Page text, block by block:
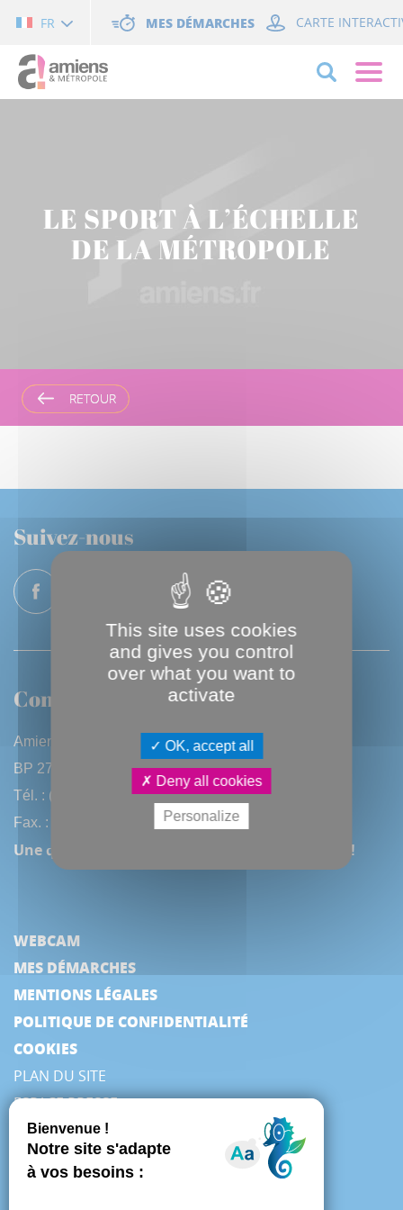
FR MES DÉMARCHES CARTE
LE SPORT À L’ÉCHELLE
DE LA MÉTROPOLE
RETOUR
RETOUR
Suivez-nous
Contactez-nous
Amiens Métropole
BP 2720 - 80027 Amiens CEDEX
Tél. : (33) 3 22 97 40 40
Fax. : (33) 3 22 97 42 53
Une question, une remarque ? Contactez-nous !
WEBCAM
MES DÉMARCHES
MENTIONS LÉGALES
POLITIQUE DE CONFIDENTIALITÉ
COOKIES
PLAN DU SITE
ESPACE PRESSE
This site uses cookies
and gives you control
over what you want to
activate
OK, accept all
Deny all cookies
Personalize